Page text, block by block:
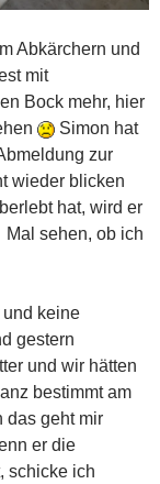
Abkärchern und
mit
Bock mehr, hier
Simon hat
zur
wieder blicken
hat, wird er
sehen, ob ich
keine
gestern
und wir hätten
bestimmt am
das geht mir
er die
schicke ich